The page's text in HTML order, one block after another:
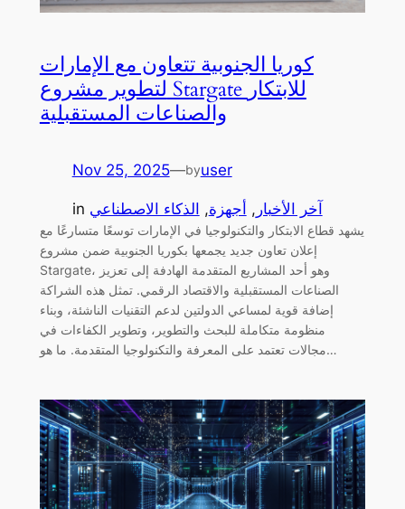
كوريا الجنوبية تتعاون مع الإمارات
لتطوير مشروع Stargate للابتكار
والصناعات المستقبلية
Nov 25, 2025—byuser
in آخر الأخبار , أجهزة, الذكاء الاصطناعي
يشهد قطاع الابتكار والتكنولوجيا في الإمارات توسعًا متسارعًا مع
إعلان تعاون جديد يجمعها بكوريا الجنوبية ضمن مشروع
Stargate، وهو أحد المشاريع المتقدمة الهادفة إلى تعزيز
الصناعات المستقبلية والاقتصاد الرقمي. تمثل هذه الشراكة
إضافة قوية لمساعي الدولتين لدعم التقنيات الناشئة، وبناء
منظومة متكاملة للبحث والتطوير، وتطوير الكفاءات في
مجالات تعتمد على المعرفة والتكنولوجيا المتقدمة. ما هو…